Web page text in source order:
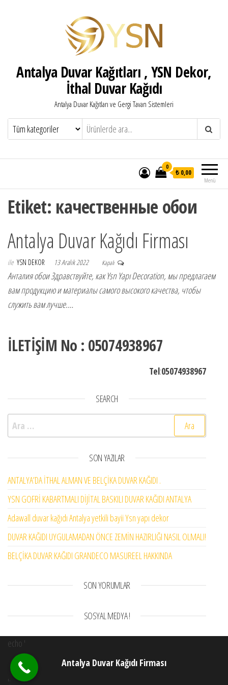
Antalya Duvar Kağıtları , YSN Dekor,
İthal Duvar Kağıdı
Antalya Duvar Kağıtları ve Gergi Tavan Sistemleri
Menü
0
₺ 0,00
Etiket: качественные обои
Antalya Duvar Kağıdı Firması
ile YSN DEKOR 13 Aralık 2022 Kapalı
Анталия обои Здравствуйте, как Ysn Yapı Decoration, мы предлагаем
вам продукцию и материалы самого высокого качества, чтобы
служить вам лучше.…
İLETİŞİM No : 05074938967
Tel:05074938967
SEARCH
Arama:
SON YAZILAR
ANTALYA’DA İTHAL ALMAN VE BELÇİKA DUVAR KAĞIDI .
YSN GOFRİ KABARTMALI DİJİTAL BASKILI DUVAR KAĞIDI ANTALYA
Adawall duvar kağıdı Antalya yetkili bayii Ysn yapı dekor
DUVAR KAĞIDI UYGULAMADAN ÖNCE ZEMİN HAZIRLIĞI NASIL OLMALI!
BELÇİKA DUVAR KAĞIDI GRANDECO MASUREEL HAKKINDA
SON YORUMLAR
SOSYAL MEDYA !
echo '
Antalya Duvar Kağıdı Firması
';